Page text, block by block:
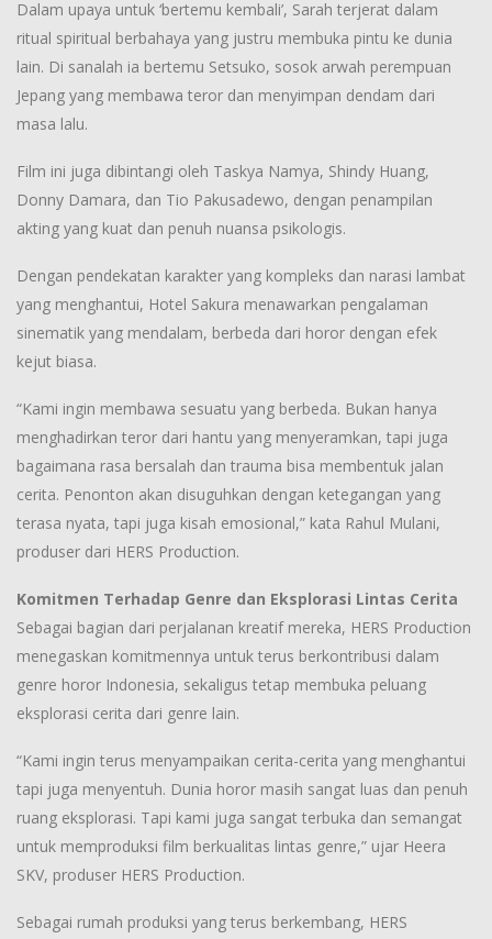
Dalam upaya untuk ‘bertemu kembali’, Sarah terjerat dalam
ritual spiritual berbahaya yang justru membuka pintu ke dunia
lain. Di sanalah ia bertemu Setsuko, sosok arwah perempuan
Jepang yang membawa teror dan menyimpan dendam dari
masa lalu.
Film ini juga dibintangi oleh Taskya Namya, Shindy Huang,
Donny Damara, dan Tio Pakusadewo, dengan penampilan
akting yang kuat dan penuh nuansa psikologis.
Dengan pendekatan karakter yang kompleks dan narasi lambat
yang menghantui, Hotel Sakura menawarkan pengalaman
sinematik yang mendalam, berbeda dari horor dengan efek
kejut biasa.
“Kami ingin membawa sesuatu yang berbeda. Bukan hanya
menghadirkan teror dari hantu yang menyeramkan, tapi juga
bagaimana rasa bersalah dan trauma bisa membentuk jalan
cerita. Penonton akan disuguhkan dengan ketegangan yang
terasa nyata, tapi juga kisah emosional,” kata Rahul Mulani,
produser dari HERS Production.
Komitmen Terhadap Genre dan Eksplorasi Lintas Cerita
Sebagai bagian dari perjalanan kreatif mereka, HERS Production
menegaskan komitmennya untuk terus berkontribusi dalam
genre horor Indonesia, sekaligus tetap membuka peluang
eksplorasi cerita dari genre lain.
“Kami ingin terus menyampaikan cerita-cerita yang menghantui
tapi juga menyentuh. Dunia horor masih sangat luas dan penuh
ruang eksplorasi. Tapi kami juga sangat terbuka dan semangat
untuk memproduksi film berkualitas lintas genre,” ujar Heera
SKV, produser HERS Production.
Sebagai rumah produksi yang terus berkembang, HERS